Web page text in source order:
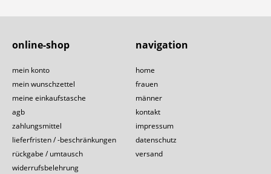
navigation
home
frauen
männer
kontakt
impressum
datenschutz
versand
online-shop
mein konto
mein wunschzettel
meine einkaufstasche
agb
zahlungsmittel
lieferfristen / -beschränkungen
rückgabe / umtausch
widerrufsbelehrung